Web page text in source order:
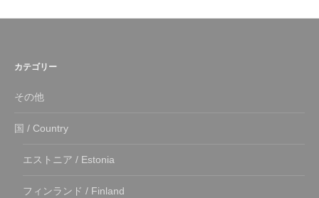
カテゴリー
その他
国 / Country
エストニア / Estonia
フィンランド / Finland